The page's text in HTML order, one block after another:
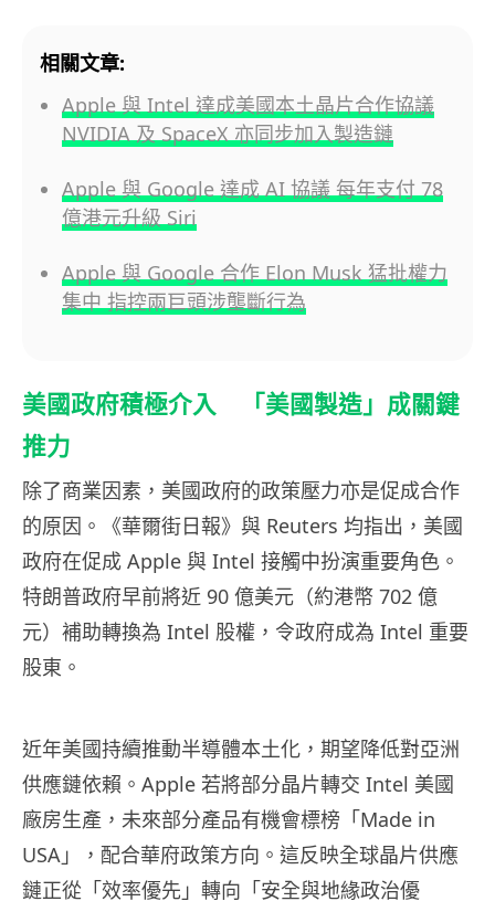
相關文章:
Apple 與 Intel 達成美國本土晶片合作協議
NVIDIA 及 SpaceX 亦同步加入製造鏈
Apple 與 Google 達成 AI 協議 每年支付 78
億港元升級 Siri
Apple 與 Google 合作 Elon Musk 猛批權力
集中 指控兩巨頭涉壟斷行為
美國政府積極介入 「美國製造」成關鍵
推力
除了商業因素，美國政府的政策壓力亦是促成合作
的原因。《華爾街日報》與 Reuters 均指出，美國
政府在促成 Apple 與 Intel 接觸中扮演重要角色。
特朗普政府早前將近 90 億美元（約港幣 702 億
元）補助轉換為 Intel 股權，令政府成為 Intel 重要
股東。
近年美國持續推動半導體本土化，期望降低對亞洲
供應鏈依賴。Apple 若將部分晶片轉交 Intel 美國
廠房生產，未來部分產品有機會標榜「Made in
USA」，配合華府政策方向。這反映全球晶片供應
鏈正從「效率優先」轉向「安全與地緣政治優